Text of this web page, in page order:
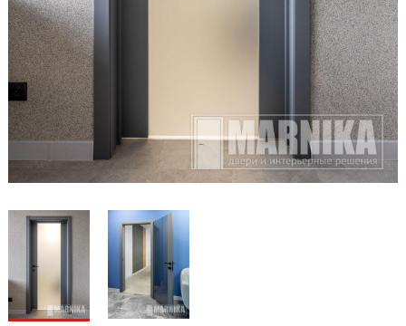
Эмаль
Шпонированные
Стеклянные/зеркальные
Двери-книги
Маятниковые
Межкомнатные перегородки
Стеновые панели
Порталы
Образцы межкомнатные
Фурнитура
Ручки дверные